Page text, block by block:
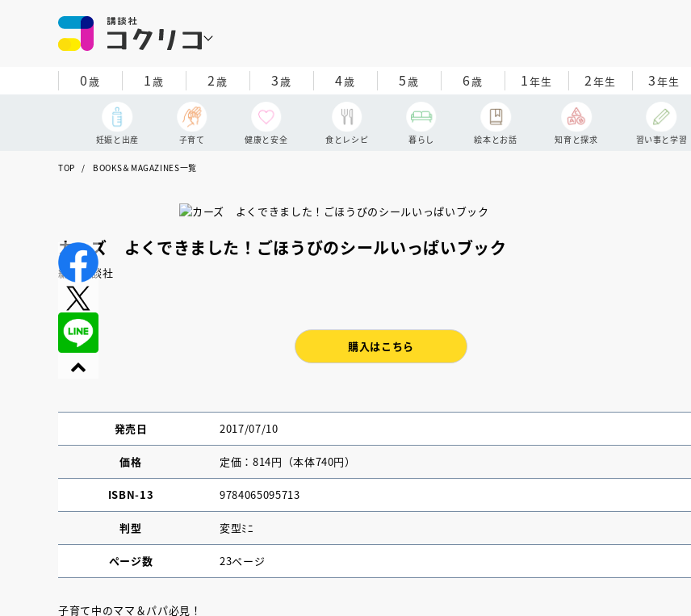
0歳 1歳 2歳 3歳 4歳 5歳 6歳 1年生 2年生 3年生
妊娠と出産 子育て 健康と安全 食とレシピ 暮らし 絵本とお話 知育と探求 習い事と学習
TOP BOOKS＆MAGAZINES一覧
カーズ よくできました！ごほうびのシールいっぱいブック
編：講談社
購入はこちら
発売日 2017/07/10
価格 定価：814円（本体740円）
ISBN-13 9784065095713
判型 変型ﾐﾆ
ページ数 23ページ
子育て中のママ＆パパ必見！